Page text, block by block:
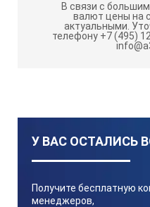
нержавеющая сталь
220
В связи с
валют цены на
актуальными.
телефону +7 (495)
У ВАС ОСТАЛИСЬ
Получите бесплатную
менеджеров,